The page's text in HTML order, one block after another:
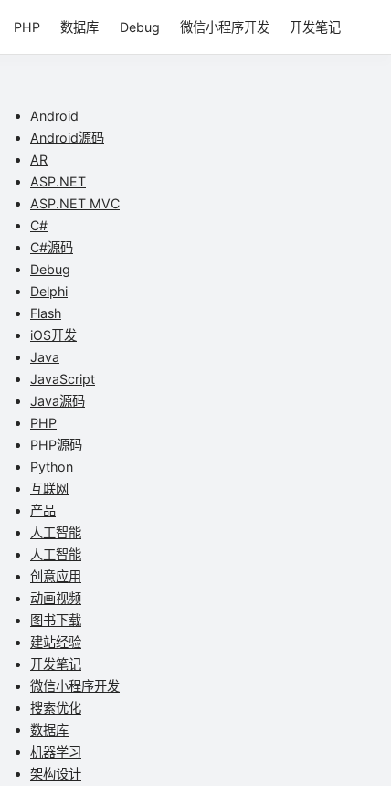
PHP 数据库 Debug 微信小程序开发 开发笔记
Android
Android源码
AR
ASP.NET
ASP.NET MVC
C#
C#源码
Debug
Delphi
Flash
iOS开发
Java
JavaScript
Java源码
PHP
PHP源码
Python
互联网
产品
人工智能
人工智能
创意应用
动画视频
图书下载
建站经验
开发笔记
微信小程序开发
搜索优化
数据库
机器学习
架构设计